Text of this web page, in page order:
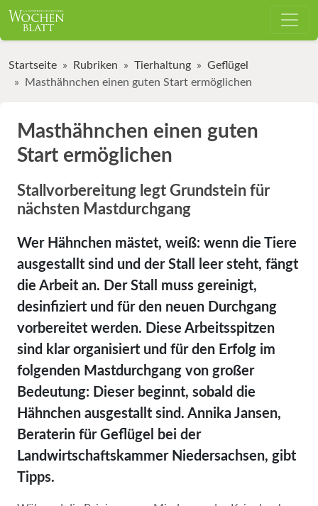
Startseite Rubriken Tierhaltung
Geflügel
Masthähnchen einen guten Start ermöglichen
Masthähnchen einen guten
Start ermöglichen
Stallvorbereitung legt Grundstein für
nächsten Mastdurchgang
Wer Hähnchen mästet, weiß: wenn die Tiere
ausgestallt sind und der Stall leer steht, fängt
die Arbeit an. Der Stall muss gereinigt,
desinfiziert und für den neuen Durchgang
vorbereitet werden. Diese Arbeitsspitzen
sind klar organisiert und für den Erfolg im
folgenden Mastdurchgang von großer
Bedeutung: Dieser beginnt, sobald die
Hähnchen ausgestallt sind. Annika Jansen,
Beraterin für Geflügel bei der
Landwirtschaftskammer Niedersachsen, gibt
Tipps.